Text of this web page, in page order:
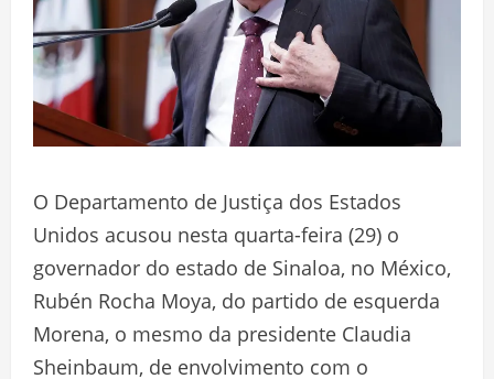
O Departamento de Justiça dos Estados
Unidos acusou nesta quarta-feira (29) o
governador do estado de Sinaloa, no México,
Rubén Rocha Moya, do partido de esquerda
Morena, o mesmo da presidente Claudia
Sheinbaum, de envolvimento com o